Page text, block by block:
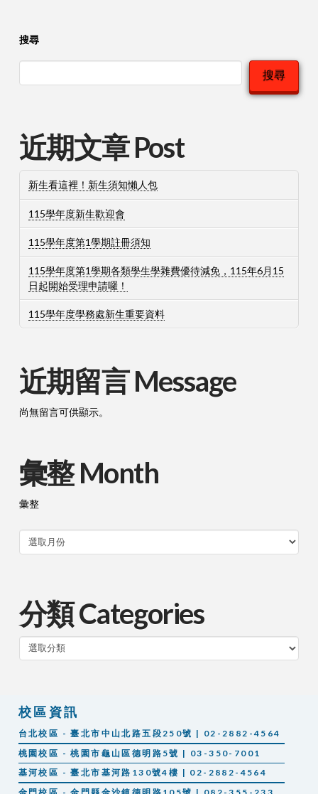
搜尋
搜尋
近期文章 Post
新生看這裡！新生須知懶人包
115學年度新生歡迎會
115學年度第1學期註冊須知
115學年度第1學期各類學生學雜費優待減免，115年6月15
日起開始受理申請囉！
115學年度學務處新生重要資料
近期留言 Message
尚無留言可供顯示。
彙整 Month
彙整
分類 Categories
類
校區資訊
台北校區 - 臺北市中山北路五段250號 | 02-2882-4564
桃園校區 - 桃園市龜山區德明路5號 | 03-350-7001
基河校區 - 臺北市基河路130號4樓 | 02-2882-4564